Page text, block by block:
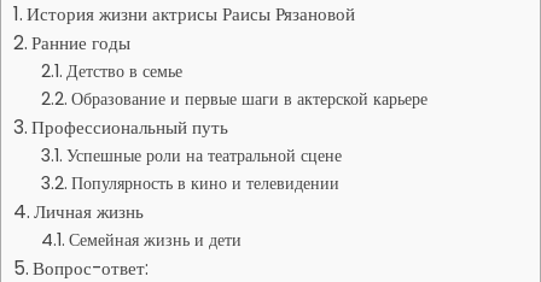
История жизни актрисы Раисы Рязановой
Ранние годы
Детство в семье
Образование и первые шаги в актерской карьере
Профессиональный путь
Успешные роли на театральной сцене
Популярность в кино и телевидении
Личная жизнь
Семейная жизнь и дети
Вопрос-ответ: